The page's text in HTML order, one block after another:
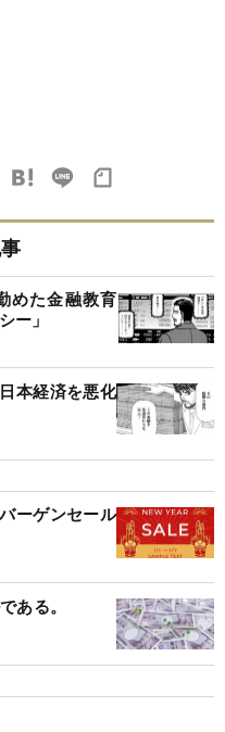
めた金融教育
ー」
本経済を悪化
ーゲンセール
ある。